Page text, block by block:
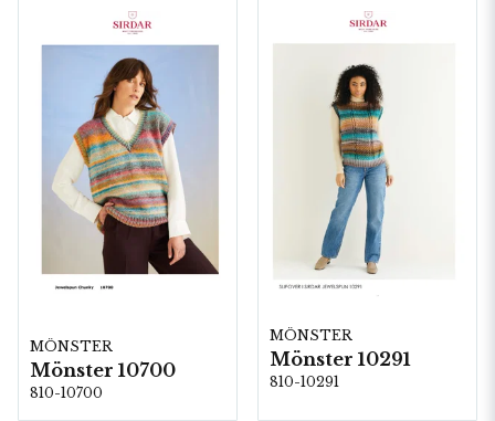
MÖNSTER
Mönster 10700
810-10700
MÖNSTER
Mönster 10291
810-10291